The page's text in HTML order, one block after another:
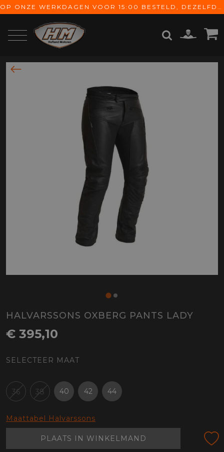
OP ONZE WERKDAGEN VOOR 15:00 BESTELD, DEZELFDE DAG VERZONDEN! GRATIS VERZENDING VANAF € 65,-
HALVARSSONS OXBERG PANTS LADY
€ 395,10
SELECTEER MAAT
36 38 40 42 44
Maattabel Halvarssons
PLAATS IN WINKELMAND